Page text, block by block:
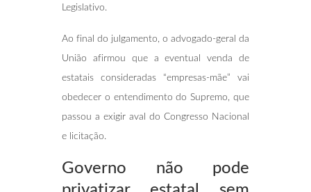
Legislativo.
Ao final do julgamento, o advogado-geral da
União afirmou que a eventual venda de
estatais consideradas “empresas-mãe” vai
obedecer o entendimento do Supremo, que
passou a exigir aval do Congresso Nacional
e licitação.
Governo não pode